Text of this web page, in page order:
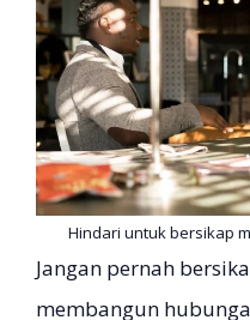
Hindari untuk bersikap
Jangan pernah
membangun